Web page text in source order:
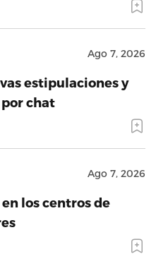
Ago 7, 2026
estipulaciones y
chat
Ago 7, 2026
los centros de